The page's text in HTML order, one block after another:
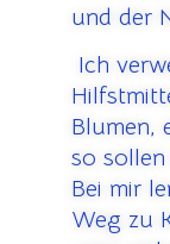
und der
Ich
Blumen,
so sollen
Bei mir
Weg zu